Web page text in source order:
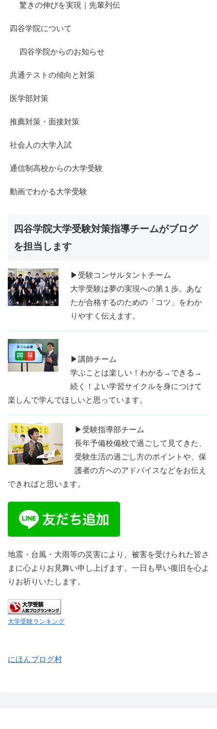
驚きの伸びを実現｜先輩列伝
四谷学院について
四谷学院からのお知らせ
共通テストの傾向と対策
医学部対策
推薦対策・面接対策
社会人の大学入試
通信制高校からの大学受験
動画でわかる大学受験
四谷学院大学受験対策指導チームがブログ
を担当します
▶受験コンサルタントチーム
大学受験は夢の実現への第１歩。あな
たが合格するのための「コツ」をわか
りやすく伝えます。
▶講師チーム
学ぶことは楽しい！わかる→できる→
続く！よい学習サイクルを身につけて
楽しんで学んでほしいと思っています。
▶受験指導部チーム
長年予備校備校で過ごして見てきた、
受験生活の過ごし方のポイントや、保
護者の方へのアドバイスなどをお伝え
できればと思います。
地震・台風・大雨等の災害により、被害を受けられた皆さ
まに心よりお見舞い申し上げます。一日も早い復旧を心よ
りお祈りいたします。
大学受験ランキング
にほんブログ村